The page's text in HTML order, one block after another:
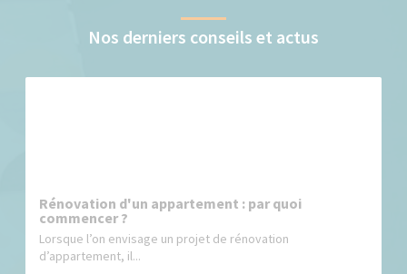
Nos derniers conseils et actus
Rénovation d'un appartement : par quoi
commencer ?
Lorsque l’on envisage un projet de rénovation
d’appartement, il...